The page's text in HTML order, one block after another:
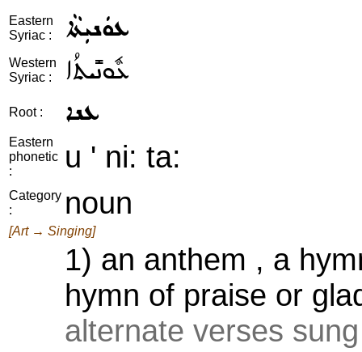
Eastern
Syriac :
ܥܘܿܢܝܼܬܵܐ
Western
Syriac :
ܥܽܘܢܺܝܬܳܐ
Root : ܥܢܐ
Eastern
phonetic
:
u ' ni: ta:
Category
:
noun
[Art → Singing]
1) an anthem , a
hymn of praise or
alternate verses